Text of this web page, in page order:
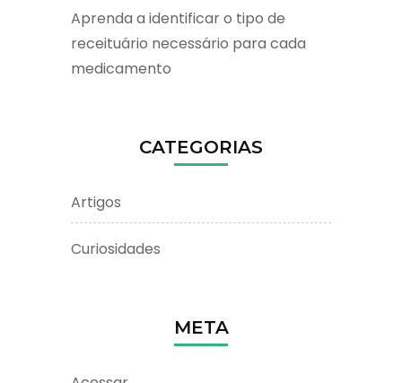
Aprenda a identificar o tipo de
receituário necessário para cada
medicamento
CATEGORIAS
Artigos
Curiosidades
META